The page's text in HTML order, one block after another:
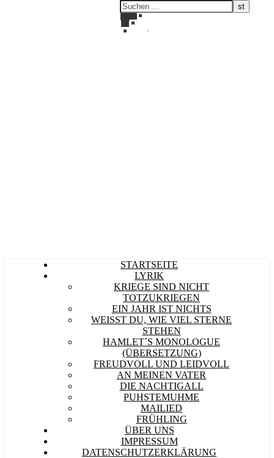
STARTSEITE
LYRIK
KRIEGE SIND NICHT
TOTZUKRIEGEN
EIN JAHR IST NICHTS
WEISST DU, WIE VIEL STERNE S
TEHEN
HAMLET´S MONOLOGUE
(ÜBERSETZUNG)
FREUDVOLL UND LEIDVOLL
AN MEINEN VATER
DIE NACHTIGALL
PUHSTEMUHME
MAILIED
FRÜHLING
ÜBER UNS
IMPRESSUM
DATENSCHUTZERKLÄRUNG